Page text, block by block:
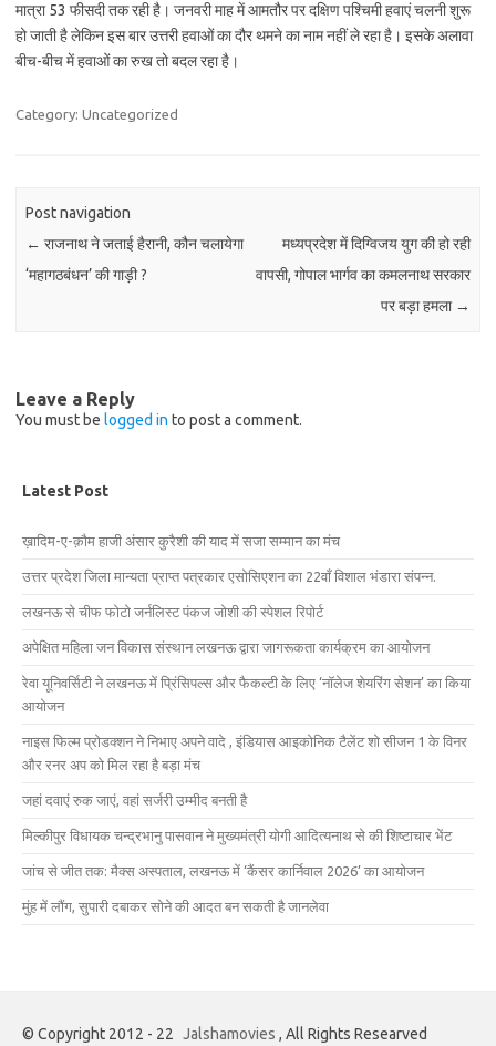
मात्रा 53 फीसदी तक रही है। जनवरी माह में आमतौर पर दक्षिण पश्चिमी हवाएं चलनी शुरू
हो जाती है लेकिन इस बार उत्तरी हवाओं का दौर थमने का नाम नहीं ले रहा है। इसके अलावा
बीच-बीच में हवाओं का रुख तो बदल रहा है।
Category: Uncategorized
Post navigation
← राजनाथ ने जताई हैरानी, कौन चलायेगा
‘महागठबंधन’ की गाड़ी ?
मध्यप्रदेश में दिग्विजय युग की हो रही
वापसी, गोपाल भार्गव का कमलनाथ सरकार
पर बड़ा हमला →
Leave a Reply
You must be logged in to post a comment.
Latest Post
ख़ादिम-ए-क़ौम हाजी अंसार कुरैशी की याद में सजा सम्मान का मंच
उत्तर प्रदेश जिला मान्यता प्राप्त पत्रकार एसोसिएशन का 22वाँ विशाल भंडारा संपन्न.
लखनऊ से चीफ फोटो जर्नलिस्ट पंकज जोशी की स्पेशल रिपोर्ट
अपेक्षित महिला जन विकास संस्थान लखनऊ द्वारा जागरूकता कार्यक्रम का आयोजन
रेवा यूनिवर्सिटी ने लखनऊ में प्रिंसिपल्स और फैकल्टी के लिए ‘नॉलेज शेयरिंग सेशन’ का किया
आयोजन
नाइस फिल्म प्रोडक्शन ने निभाए अपने वादे , इंडियास आइकोनिक टैलेंट शो सीजन 1 के विनर
और रनर अप को मिल रहा है बड़ा मंच
जहां दवाएं रुक जाएं, वहां सर्जरी उम्मीद बनती है
मिल्कीपुर विधायक चन्द्रभानु पासवान ने मुख्यमंत्री योगी आदित्यनाथ से की शिष्टाचार भेंट
जांच से जीत तक: मैक्स अस्पताल, लखनऊ में ‘कैंसर कार्निवाल 2026’ का आयोजन
मुंह में लौंग, सुपारी दबाकर सोने की आदत बन सकती है जानलेवा
© Copyright 2012 - 22 Jalshamovies , All Rights Researved